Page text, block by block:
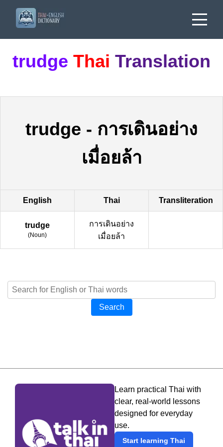
trudge Thai Translation
trudge - การเดินอย่าง
เมื่อยล้า
English Thai Transliteration
trudge
(Noun)
การเดินอย่าง
เมื่อยล้า
Search
Learn practical Thai with
clear, real-world lessons
designed for everyday
use.
Start learning Thai